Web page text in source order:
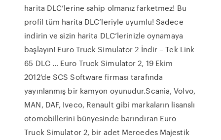
harita DLC’lerine sahip olmanız farketmez! Bu
profil tüm harita DLC’leriyle uyumlu! Sadece
indirin ve sizin harita DLC’lerinizle oynamaya
başlayın! Euro Truck Simulator 2 İndir – Tek Link
65 DLC … Euro Truck Simulator 2, 19 Ekim
2012’de SCS Software firması tarafında
yayınlanmış bir kamyon oyunudur.Scania, Volvo,
MAN, DAF, Iveco, Renault gibi markaların lisanslı
otomobillerini bünyesinde barındıran Euro
Truck Simulator 2, bir adet Mercedes Majestik